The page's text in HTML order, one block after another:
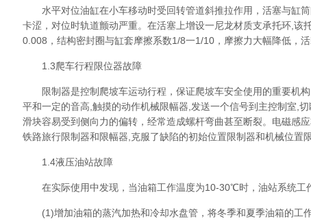
水平对位油缸在小车移动时受回转管道斜推拉作用，活塞与缸
卡涩，对位时轨道颤动严重。在活塞上增设一尼龙材质支承托环,
0.008，结构密封圈与缸套摩擦系数1/8一1/10，摩擦力大幅降低，
1.3爬车行程限位器故障
限制器是控制爬坡车运动行程，保证爬坡车安全使用的重要机
平和一定的音高,触摸的动作机械限幅器,发送一个信号到主控制室,
滑块容易受到侧向力的偏转，经常造成螺杆弯曲甚至断裂。电磁感
铁路旅行限制器和限幅器,克服了缺陷的初始位置限制器和机械位置
1.4液压油站故障
在实际使用中发现，当油箱工作温度为10-30℃时，油站系统工
(1)增加油箱的蒸汽加热和冷却水盘管，将冬季和夏季油箱的工